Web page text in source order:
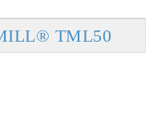
TML50